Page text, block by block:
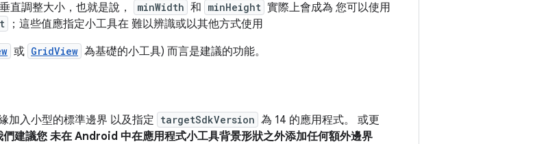
直調整大小，也就是說， minWidth 和 minHeight 實際上會成為 您可以使用
；這些值應指定小工具在 難以辨識或以其他方式使用
或 GridView 為基礎的小工具) 而言是建議的功能。
加入小型的標準邊界 以及指定 targetSdkVersion 為 14 的應用程式。 或更
們建議您 未在 Android 中在應用程式小工具背景形狀之外添加任何額外邊界